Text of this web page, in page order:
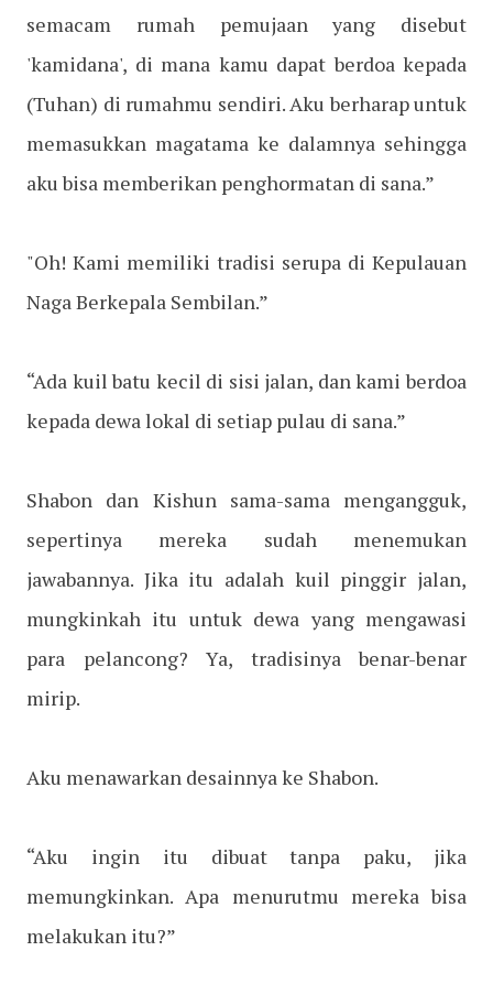
semacam rumah pemujaan yang disebut
'kamidana', di mana kamu dapat berdoa kepada
(Tuhan) di rumahmu sendiri. Aku berharap untuk
memasukkan magatama ke dalamnya sehingga
aku bisa memberikan penghormatan di sana.”
"Oh! Kami memiliki tradisi serupa di Kepulauan
Naga Berkepala Sembilan.”
“Ada kuil batu kecil di sisi jalan, dan kami berdoa
kepada dewa lokal di setiap pulau di sana.”
Shabon dan Kishun sama-sama mengangguk,
sepertinya mereka sudah menemukan
jawabannya. Jika itu adalah kuil pinggir jalan,
mungkinkah itu untuk dewa yang mengawasi
para pelancong? Ya, tradisinya benar-benar
mirip.
Aku menawarkan desainnya ke Shabon.
“Aku ingin itu dibuat tanpa paku, jika
memungkinkan. Apa menurutmu mereka bisa
melakukan itu?”